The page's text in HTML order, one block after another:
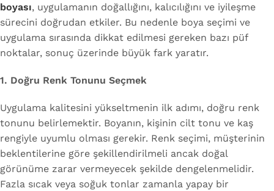
boyası, uygulamanın doğallığını, kalıcılığını ve iyileşme
sürecini doğrudan etkiler. Bu nedenle boya seçimi ve
uygulama sırasında dikkat edilmesi gereken bazı püf
noktalar, sonuç üzerinde büyük fark yaratır.
1. Doğru Renk Tonunu Seçmek
Uygulama kalitesini yükseltmenin ilk adımı, doğru renk
tonunu belirlemektir. Boyanın, kişinin cilt tonu ve kaş
rengiyle uyumlu olması gerekir. Renk seçimi, müşterinin
beklentilerine göre şekillendirilmeli ancak doğal
görünüme zarar vermeyecek şekilde dengelenmelidir.
Fazla sıcak veya soğuk tonlar zamanla yapay bir